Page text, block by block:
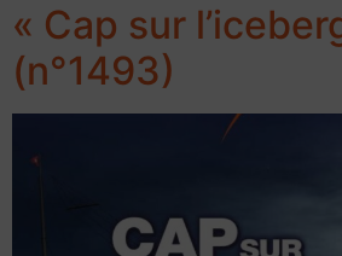
« Cap sur
(n°1493)